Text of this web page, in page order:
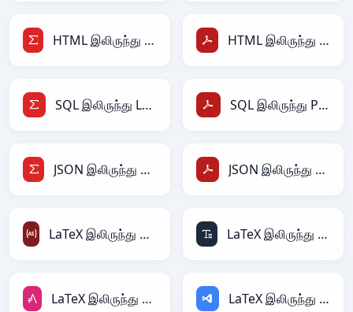
HTML இலிருந்து LaTeX HTML இலிருந்து PDF
SQL இலிருந்து LaTeX SQL இலிருந்து PDF
JSON இலிருந்து LaTeX JSON இலிருந்து PDF
LaTeX இலிருந்து ActionScript LaTeX இலிருந்து ASCII
LaTeX இலிருந்து AsciiDoc LaTeX இலிருந்து ASP